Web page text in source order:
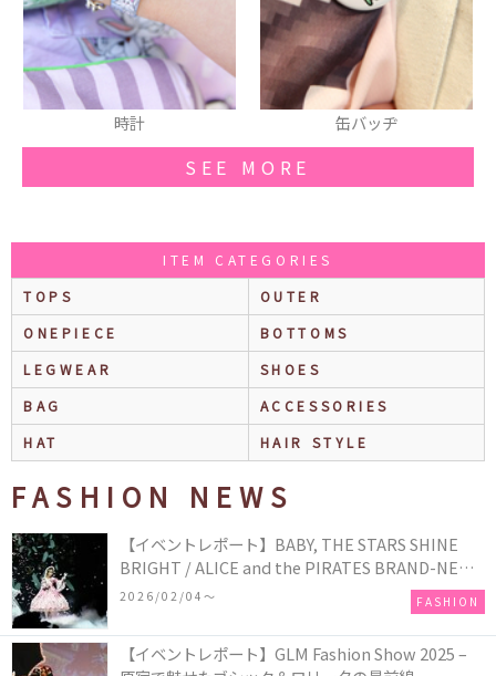
缶バッヂ 缶バッヂ
SEE MORE
ITEM CATEGORIES
TOPS
OUTER
ONEPIECE
BOTTOMS
LEGWEAR
SHOES
BAG
ACCESSORIES
HAT
HAIR STYLE
FASHION NEWS
【イベントレポート】BABY, THE STARS SHINE
BRIGHT / ALICE and the PIRATES BRAND-NEW
COLLECTION in TOKYO
2026/02/04〜 FASHION
【イベントレポート】GLM Fashion Show 2025 –